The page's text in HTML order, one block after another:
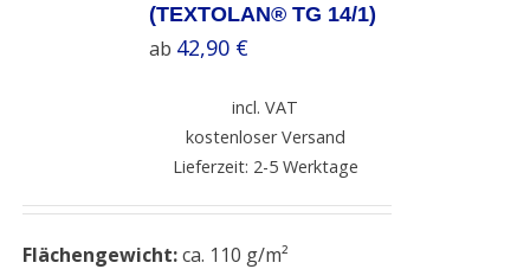
(TEXTOLAN® TG 14/1)
ab 42,90 €
incl. VAT
kostenloser Versand
Lieferzeit: 2-5 Werktage
Flächengewicht:ca. 110 g/m²